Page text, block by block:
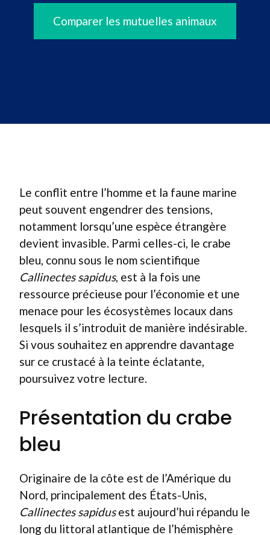
Comparer les mutuelles animaux
Le conflit entre l’homme et la faune marine
peut souvent engendrer des tensions,
notamment lorsqu’une espèce étrangère
devient invasible. Parmi celles-ci, le crabe
bleu, connu sous le nom scientifique
Callinectes sapidus, est à la fois une
ressource précieuse pour l’économie et une
menace pour les écosystèmes locaux dans
lesquels il s’introduit de manière indésirable.
Si vous souhaitez en apprendre davantage
sur ce crustacé à la teinte éclatante,
poursuivez votre lecture.
Présentation du crabe
bleu
Originaire de la côte est de l’Amérique du
Nord, principalement des États-Unis,
Callinectes sapidusest aujourd’hui répandu le
long du littoral atlantique de l’hémisphère